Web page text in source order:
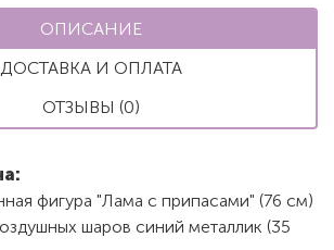
ОПИСАНИЕ
ДОСТАВКА И ОПЛАТА
ОТЗЫВЫ (0)
фигура "Лама с припасами" (76 см)
шаров синий металлик (35